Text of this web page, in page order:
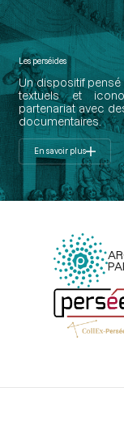
Les perséides
Un dispositif
textuels et
partenariat avec
documentaires.
En savoir plus
Menu